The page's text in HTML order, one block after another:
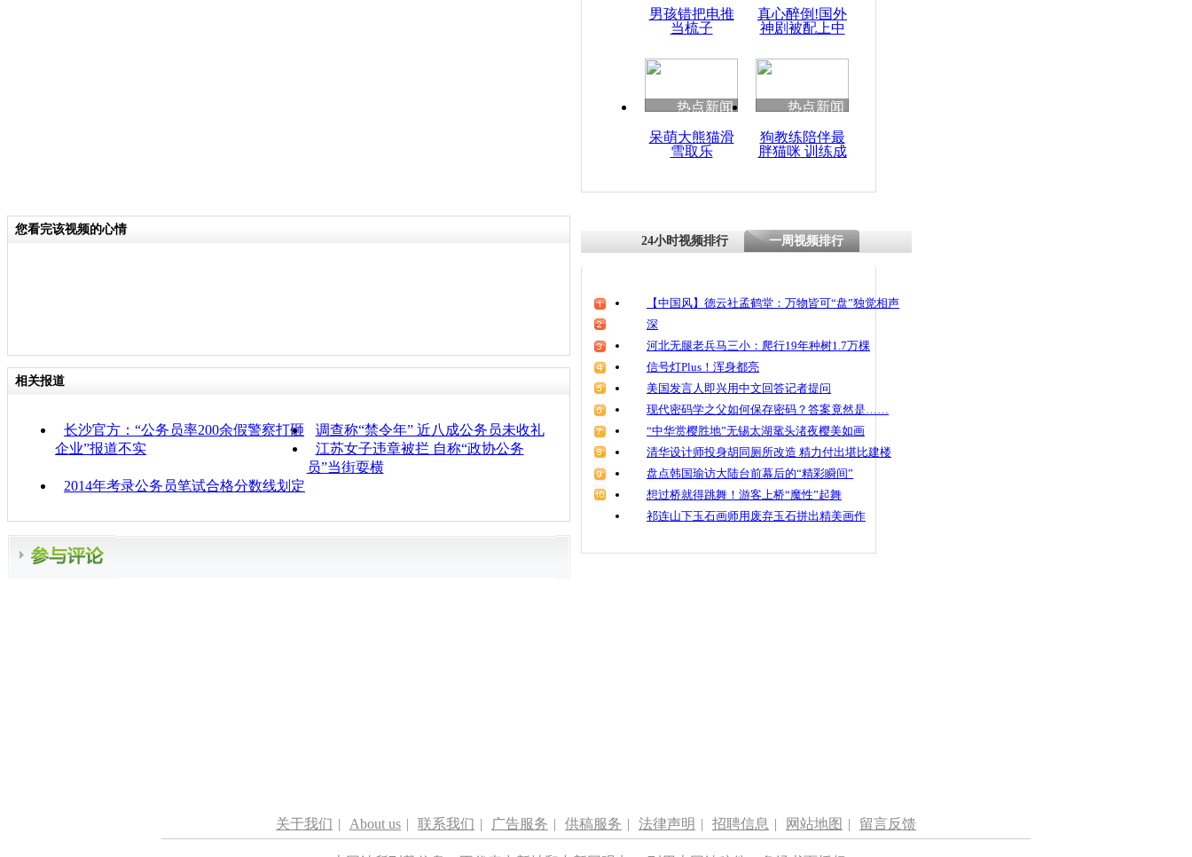
度苗族花山节
魂
男孩错把电推
当梳子
真心醉倒!国外
神剧被配上中
热点新闻
呆萌大熊猫滑
雪取乐
热点新闻
狗教练陪伴最
胖猫咪 训练成
您看完该视频的心情
相关报道
长沙官方：“公务员率200余假警察打砸
企业”报道不实
调查称“禁令年” 近八成公务员未收礼
江苏女子违章被拦 自称“政协公务
员”当街耍横
2014年考录公务员笔试合格分数线划定
24小时视频排行 一周视频排行
【中国风】德云社孟鹤堂：万物皆可“盘”独觉相声
深
河北无腿老兵马三小：爬行19年种树1.7万棵
信号灯Plus！浑身都亮
美国发言人即兴用中文回答记者提问
现代密码学之父如何保存密码？答案竟然是……
“中华赏樱胜地”无锡太湖鼋头渚夜樱美如画
清华设计师投身胡同厕所改造 精力付出堪比建楼
盘点韩国瑜访大陆台前幕后的“精彩瞬间”
想过桥就得跳舞！游客上桥“魔性”起舞
祁连山下玉石画师用废弃玉石拼出精美画作
关于我们 | About us | 联系我们 | 广告服务 | 供稿服务 | 法律声明 | 招聘信息 | 网站地图 | 留言反馈